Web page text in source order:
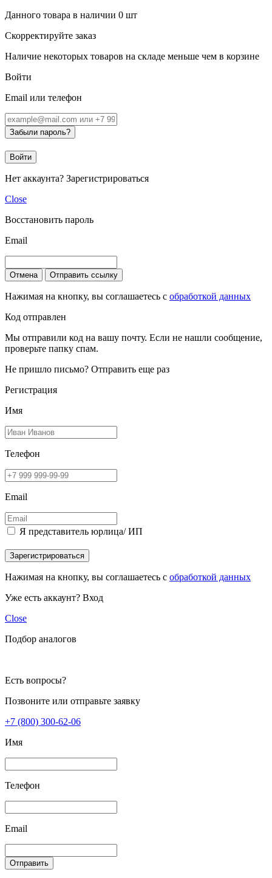
Данного товара в наличии 0 шт
Скорректируйте заказ
Наличие некоторых товаров на складе меньше чем в корзине
Войти
Email или телефон
Забыли пароль?
Войти
Нет аккаунта? Зарегистрироваться
Close
Восстановить пароль
Email
Отмена Отправить ссылку
Нажимая на кнопку, вы соглашаетесь с обработкой данных
Код отправлен
Мы отправили код на вашу почту. Если не нашли сообщение,
проверьте папку спам.
Не пришло письмо? Отправить еще раз
Регистрация
Имя
Телефон
Email
Я представитель юрлица/ ИП
Зарегистрироваться
Нажимая на кнопку, вы соглашаетесь с обработкой данных
Уже есть аккаунт? Вход
Close
Подбор аналогов
Есть вопросы?
Позвоните или отправьте заявку
+7 (800) 300-62-06
Имя
Телефон
Email
Отправить